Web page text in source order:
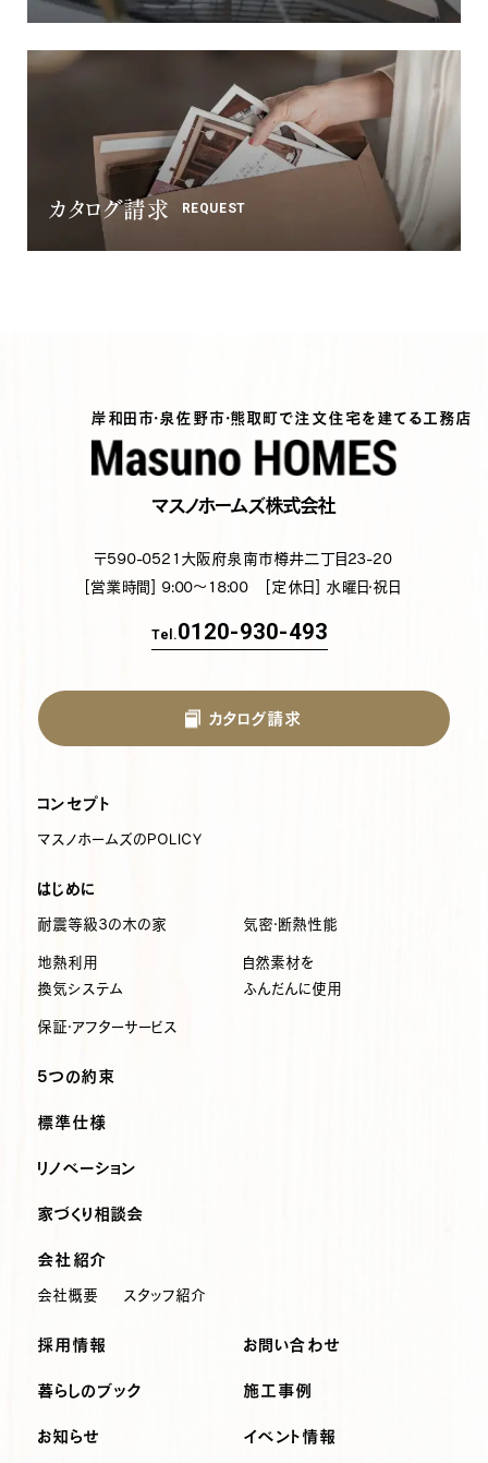
カントリー
カタログ請求 REQUEST
岸和田市・泉佐野市・熊取町で注文住宅を建てる工務店
マスノホームズ株式会社
〒590-0521 大阪府泉南市樽井二丁目23-20
[営業時間] 9:00～18:00
[定休日] 水曜日・祝日
Tel.0120-930-493
カタログ請求
コンセプト
マスノホームズのPOLICY
はじめに
耐震等級3の木の家 気密・断熱性能
地熱利用
換気システム
自然素材を
ふんだんに使用
保証・アフターサービス
5つの約束
標準仕様
リノベーション
家づくり相談会
会社紹介
会社概要 スタッフ紹介
採用情報 お問い合わせ
暮らしのブック 施工事例
お知らせ イベント情報